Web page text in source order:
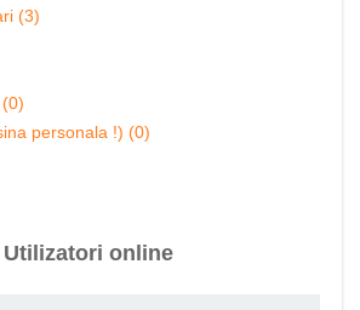
(3)
personala !) (0)
Utilizatori online